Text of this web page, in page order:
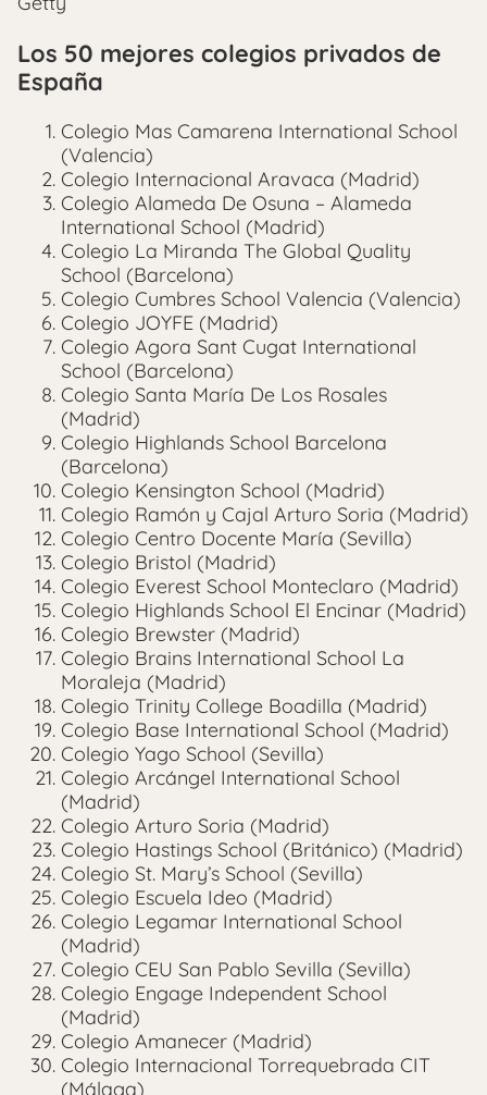
Los 50 mejores colegios privados de
España
Colegio Mas Camarena International School
(Valencia)
Colegio Internacional Aravaca (Madrid)
Colegio Alameda De Osuna – Alameda
International School (Madrid)
Colegio La Miranda The Global Quality
School (Barcelona)
Colegio Cumbres School Valencia (Valencia)
Colegio JOYFE (Madrid)
Colegio Agora Sant Cugat International
School (Barcelona)
Colegio Santa María De Los Rosales
(Madrid)
Colegio Highlands School Barcelona
(Barcelona)
Colegio Kensington School (Madrid)
Colegio Ramón y Cajal Arturo Soria (Madrid)
Colegio Centro Docente María (Sevilla)
Colegio Bristol (Madrid)
Colegio Everest School Monteclaro (Madrid)
Colegio Highlands School El Encinar (Madrid)
Colegio Brewster (Madrid)
Colegio Brains International School La
Moraleja (Madrid)
Colegio Trinity College Boadilla (Madrid)
Colegio Base International School (Madrid)
Colegio Yago School (Sevilla)
Colegio Arcángel International School
(Madrid)
Colegio Arturo Soria (Madrid)
Colegio Hastings School (Británico) (Madrid)
Colegio St. Mary’s School (Sevilla)
Colegio Escuela Ideo (Madrid)
Colegio Legamar International School
(Madrid)
Colegio CEU San Pablo Sevilla (Sevilla)
Colegio Engage Independent School
(Madrid)
Colegio Amanecer (Madrid)
Colegio Internacional Torrequebrada CIT
(Málaga)